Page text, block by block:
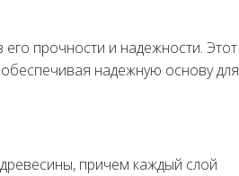
прочности и надежности. Этот
надежную основу для
причем каждый слой